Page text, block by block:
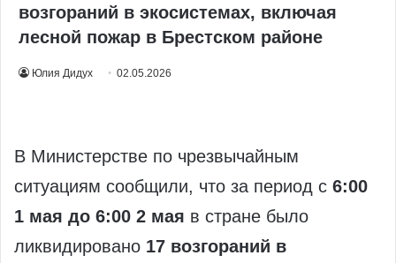
возгораний в экосистемах, включая
лесной пожар в Брестском районе
Юлия Дидух 02.05.2026
В Министерстве по чрезвычайным
ситуациям сообщили, что за период с 6:00
1 мая до 6:00 2 мая в стране было
ликвидировано 17 возгораний в